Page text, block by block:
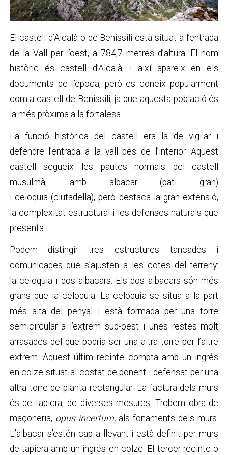
El castell d’Alcalà o de Benissili està situat a l’entrada
de la Vall per l’oest, a 784,7 metres d’altura. El nom
històric és castell d’Alcalà, i així apareix en els
documents de l’època, però es coneix popularment
com a castell de Benissili, ja que aquesta població és
la més pròxima a la fortalesa.
La funció històrica del castell era la de vigilar i
defendre l’entrada a la vall des de l’interior. Aquest
castell segueix les pautes normals del castell
musulmà, amb albacar (pati gran)
i celoquia (ciutadella), però destaca la gran extensió,
la complexitat estructural i les defenses naturals que
presenta.
Podem distingir tres estructures tancades i
comunicades que s’ajusten a les cotes del terreny:
la celoquia i dos albacars. Els dos albacars són més
grans que la celoquia. La celoquia se situa a la part
més alta del penyal i està formada per una torre
semicircular a l’extrem sud-oest i unes restes molt
arrasades del que podria ser una altra torre per l’altre
extrem. Aquest últim recinte compta amb un ingrés
en colze situat al costat de ponent i defensat per una
altra torre de planta rectangular. La factura dels murs
és de tapiera, de diverses mesures. Trobem obra de
maçoneria, opus incertum,als fonaments dels murs.
L’albacar s’estén cap a llevant i està definit per murs
de tapiera amb un ingrés en colze. El tercer recinte o